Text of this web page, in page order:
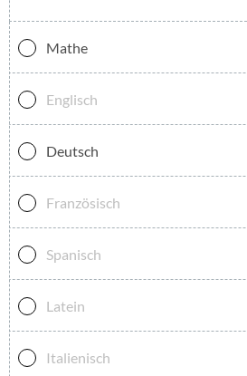
Jetzt kostenloses
Erstgespräch online buchen!
030 - 53 000 50
Mathe
Englisch
Deutsch
Französisch
Spanisch
Latein
Italienisch